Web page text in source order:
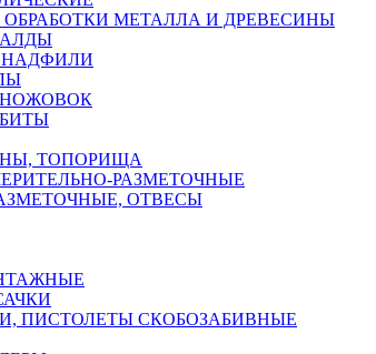
МЕТАЛЛА И ДРЕВЕСИНЫ
ТОПОРИЩА
РАЗМЕТОЧНЫЕ
ОТВЕСЫ
ПИСТОЛЕТЫ СКОБОЗАБИВНЫЕ